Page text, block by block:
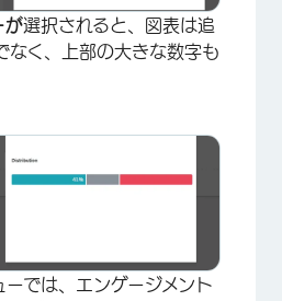
が選択されると、図表は追
なく、上部の大きな数字も
ーでは、エンゲージメント